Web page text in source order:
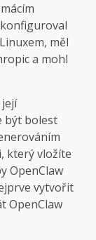
měl
a mohl
její
být bolest
který vložíte
OpenClaw
vytvořit
OpenClaw